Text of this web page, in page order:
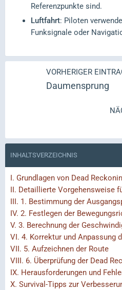
Referenzpunkte sind.
Luftfahrt: Piloten
Funksignale oder
VORHERIGER
Daumensprung
INHALTSVERZEICHNIS
I. Grundlagen von Dead
II. Detaillierte Vorgehensweise
III. 1. Bestimmung der
IV. 2. Festlegen der
V. 3. Berechnung der
VI. 4. Korrektur und Anpassung
VII. 5. Aufzeichnen der Route
VIII. 6. Überprüfung der Dead
IX. Herausforderungen und
X. Survival-Tipps zur